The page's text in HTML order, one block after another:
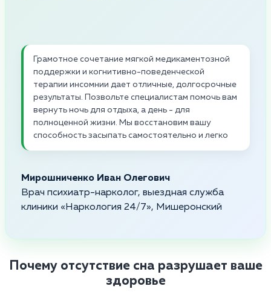
Грамотное сочетание мягкой медикаментозной
поддержки и когнитивно-поведенческой
терапии инсомнии дает отличные, долгосрочные
результаты. Позвольте специалистам помочь вам
вернуть ночь для отдыха, а день - для
полноценной жизни. Мы восстановим вашу
способность засыпать самостоятельно и легко
Мирошниченко Иван Олегович
Врач психиатр-нарколог, выездная служба
клиники «Наркология 24/7», Мишеронский
Почему отсутствие сна разрушает ваше
здоровье